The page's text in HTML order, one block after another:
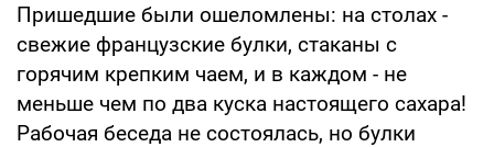
Пришедшие были ошеломлены: на столах -
свежие французские булки, стаканы с
горячим крепким чаем, и в каждом - не
меньше чем по два куска настоящего сахара!
Рабочая беседа не состоялась, но булки